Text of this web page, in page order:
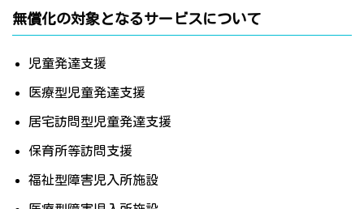
無償化の対象となるサービスについて
児童発達支援
医療型児童発達支援
居宅訪問型児童発達支援
保育所等訪問支援
福祉型障害児入所施設